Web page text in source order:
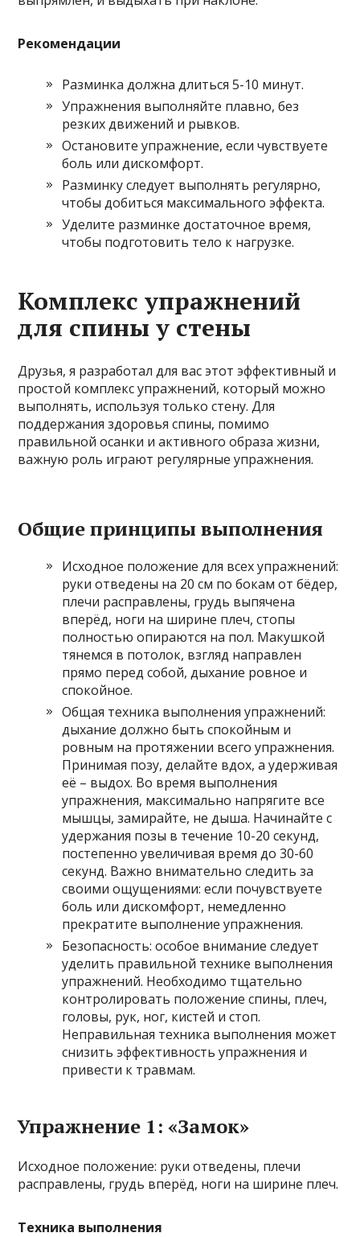
Рекомендации
Разминка должна длиться 5-10 минут.
Упражнения выполняйте плавно, без
резких движений и рывков.
Остановите упражнение, если чувствуете
боль или дискомфорт.
Разминку следует выполнять регулярно,
чтобы добиться максимального эффекта.
Уделите разминке достаточное время,
чтобы подготовить тело к нагрузке.
Комплекс упражнений
для спины у стены
Друзья, я разработал для вас этот эффективный и
простой комплекс упражнений, который можно
выполнять, используя только стену. Для
поддержания здоровья спины, помимо
правильной осанки и активного образа жизни,
важную роль играют регулярные упражнения.
Общие принципы выполнения
Исходное положение для всех упражнений:
руки отведены на 20 см по бокам от бёдер,
плечи расправлены, грудь выпячена
вперёд, ноги на ширине плеч, стопы
полностью опираются на пол. Макушкой
тянемся в потолок, взгляд направлен
прямо перед собой, дыхание ровное и
спокойное.
Общая техника выполнения упражнений:
дыхание должно быть спокойным и
ровным на протяжении всего упражнения.
Принимая позу, делайте вдох, а удерживая
её – выдох. Во время выполнения
упражнения, максимально напрягите все
мышцы, замирайте, не дыша. Начинайте с
удержания позы в течение 10-20 секунд,
постепенно увеличивая время до 30-60
секунд. Важно внимательно следить за
своими ощущениями: если почувствуете
боль или дискомфорт, немедленно
прекратите выполнение упражнения.
Безопасность: особое внимание следует
уделить правильной технике выполнения
упражнений. Необходимо тщательно
контролировать положение спины, плеч,
головы, рук, ног, кистей и стоп.
Неправильная техника выполнения может
снизить эффективность упражнения и
привести к травмам.
Упражнение 1: «Замок»
Исходное положение: руки отведены, плечи
расправлены, грудь вперёд, ноги на ширине плеч.
Техника выполнения